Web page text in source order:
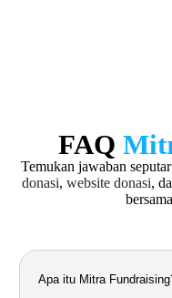
FAQ
Temukan jawaban
donasi, website donasi,
bersama
Apa itu Mitra